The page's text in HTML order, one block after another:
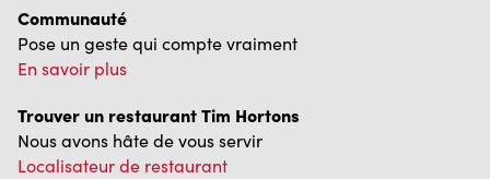
Communauté
Pose un geste qui compte vraiment
En savoir plus
Trouver un restaurant Tim Hortons
Nous avons hâte de vous servir
Localisateur de restaurant